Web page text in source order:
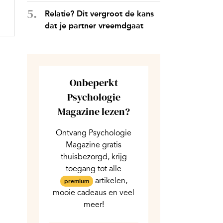
Relatie? Dit vergroot de kans
dat je partner vreemdgaat
Onbeperkt
Psychologie
Magazine lezen?
Ontvang Psychologie
Magazine gratis
thuisbezorgd, krijg
toegang tot alle
premium artikelen,
mooie cadeaus en veel
meer!